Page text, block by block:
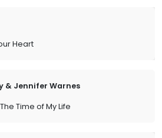
Heart
& Jennifer Warnes
Time of My Life